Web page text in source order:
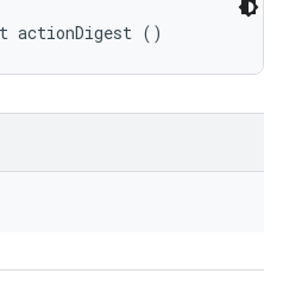
actionDigest ()